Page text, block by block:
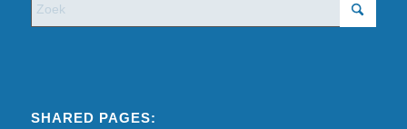
SHARED PAGES: